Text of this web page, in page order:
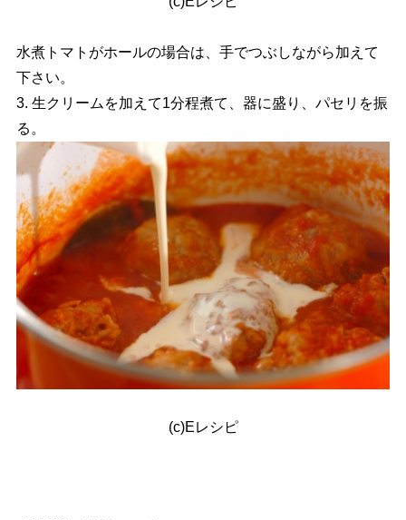
水煮トマトがホールの場合は、手でつぶしながら加えて
下さい。
3. 生クリームを加えて1分程煮て、器に盛り、パセリを振
る。
(c)Eレシピ